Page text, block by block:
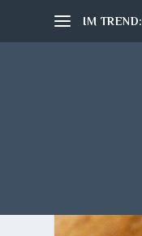
IM TREND: